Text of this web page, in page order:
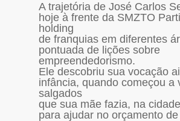
A trajetória de José Carlos
hoje à frente da SMZTO
holding
de franquias em diferentes
pontuada de lições sobre
empreendedorismo.
Ele descobriu sua vocação
infância, quando começou a
salgados
que sua mãe fazia, na
para ajudar no orçamento